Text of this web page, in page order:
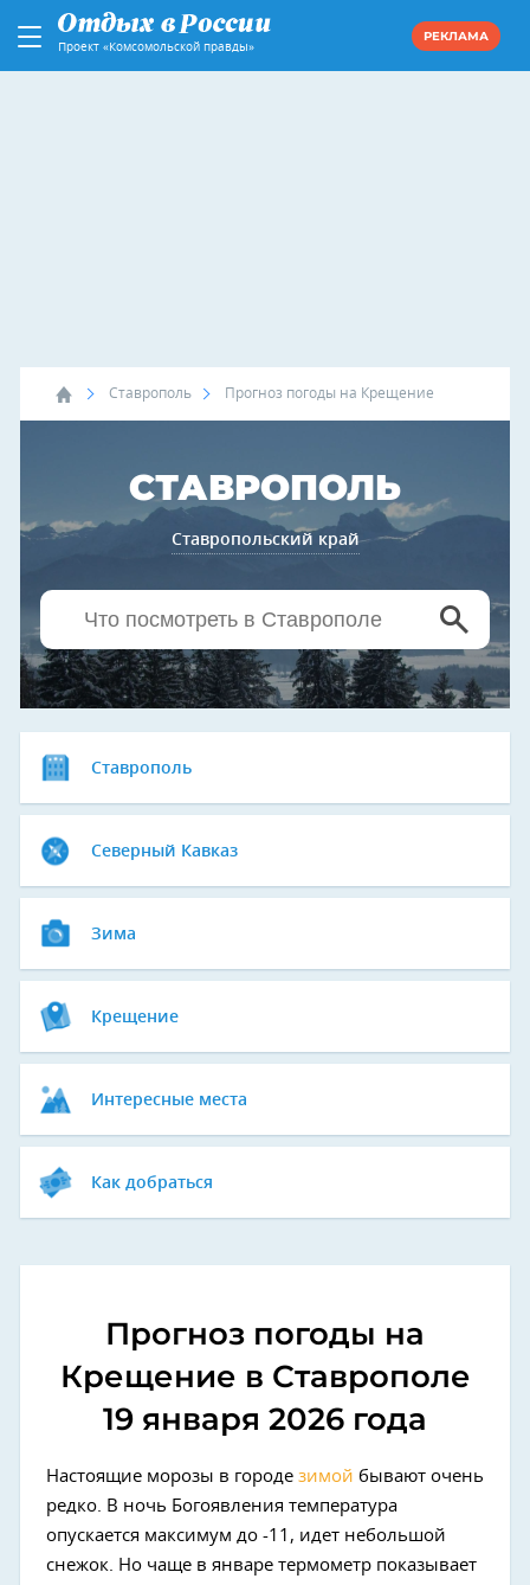
Проект «Комсомольской правды»
РЕКЛАМА
Ставрополь Прогноз погоды на Крещение
СТАВРОПОЛЬ
Ставропольский край
Ставрополь
Северный Кавказ
Зима
Крещение
Интересные места
Как добраться
Прогноз погоды на
Крещение в Ставрополе
19 января 2026 года
Настоящие морозы в городе зимой бывают очень
редко. В ночь Богоявления температура
опускается максимум до -11, идет небольшой
снежок. Но чаще в январе термометр показывает